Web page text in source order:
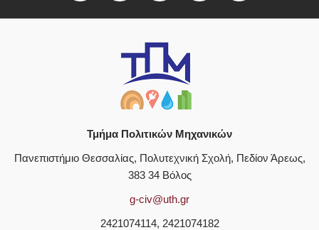
Τμήμα Πολιτικών Μηχανικών
Πανεπιστήμιο Θεσσαλίας, Πολυτεχνική Σχολή, Πεδίον Άρεως,
383 34 Βόλος
g-civ@uth.gr
2421074114, 2421074182